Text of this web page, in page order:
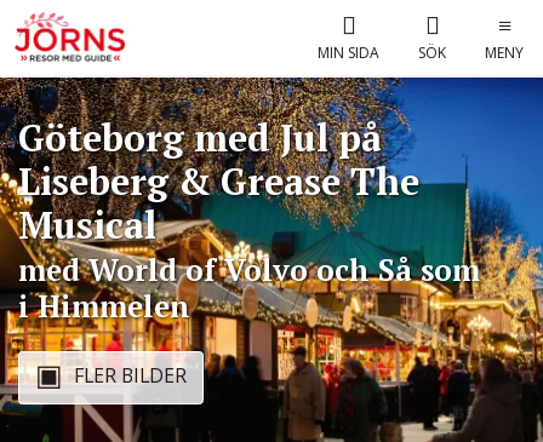
MIN SIDA SÖK MENY
Göteborg med Jul på
Liseberg & Grease The
Musical
med World of Volvo och Så som
i Himmelen
FLER BILDER